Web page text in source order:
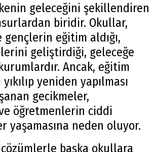
geleceğini şekillendiren
biridir. Okullar,
gençlerin eğitim aldığı,
geliştirdiği, geleceğe
Ancak, eğitim
yeniden yapılması
gecikmeler,
öğretmenlerin ciddi
yaşamasına neden oluyor.
başka okullara